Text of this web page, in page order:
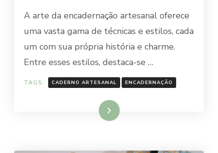
A arte da encadernação artesanal oferece
uma vasta gama de técnicas e estilos, cada
um com sua própria história e charme.
Entre esses estilos, destaca-se …
TAGS: CADERNO ARTESANAL ENCADERNAÇÃO
Ler mais